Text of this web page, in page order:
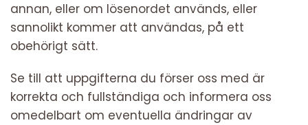
annan, eller om lösenordet används, eller
sannolikt kommer att användas, på ett
obehörigt sätt.
Se till att uppgifterna du förser oss med är
korrekta och fullständiga och informera oss
omedelbart om eventuella ändringar av